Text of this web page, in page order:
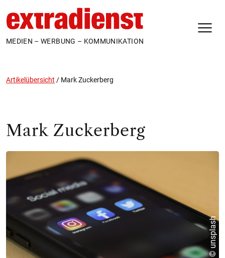
MEDIEN – WERBUNG – KOMMUNIKATION
Artikelübersicht / Mark Zuckerberg
Mark Zuckerberg
© unsplash